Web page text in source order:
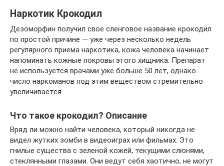
Наркотик Крокодил
Дезоморфин получил свое сленговое название крокодил
по простой причине — уже через несколько недель
регулярного приема наркотика, кожа человека начинает
напоминать кожные покровы этого хищника. Препарат
не используется врачами уже больше 50 лет, однако
число наркоманов под этим веществом стремительно
увеличивается.
Что такое крокодил? Описание
Вряд ли можно найти человека, который никогда не
видел жутких зомби в видеоиграх или фильмах. Это
гнилые существа с зеленой кожей, текущими слюнями,
стеклянными глазами. Они ведут себя хаотично, не могут